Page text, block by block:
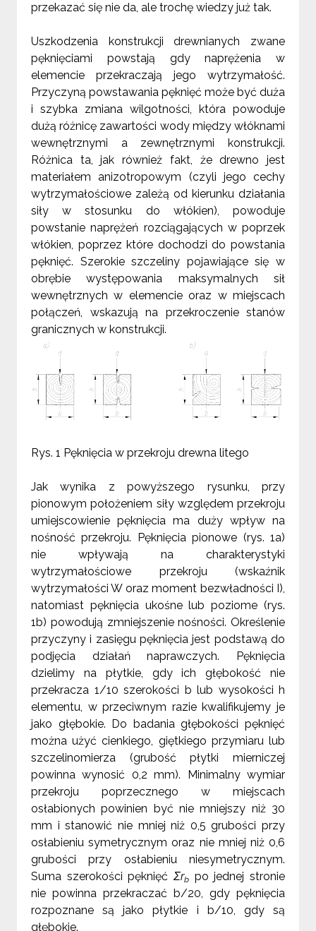
przekazać się nie da, ale trochę wiedzy już tak.
Uszkodzenia konstrukcji drewnianych zwane
pęknięciami powstają gdy naprężenia w
elemencie przekraczają jego wytrzymałość.
Przyczyną powstawania pęknięć może być duża
i szybka zmiana wilgotności, która powoduje
dużą różnicę zawartości wody między włóknami
wewnętrznymi a zewnętrznymi konstrukcji.
Różnica ta, jak również fakt, że drewno jest
materiałem anizotropowym (czyli jego cechy
wytrzymałościowe zależą od kierunku działania
siły w stosunku do włókien), powoduje
powstanie naprężeń rozciągających w poprzek
włókien, poprzez które dochodzi do powstania
pęknięć. Szerokie szczeliny pojawiające się w
obrębie występowania maksymalnych sił
wewnętrznych w elemencie oraz w miejscach
połączeń, wskazują na przekroczenie stanów
granicznych w konstrukcji.
Rys. 1 Pęknięcia w przekroju drewna litego
Jak wynika z powyższego rysunku, przy
pionowym położeniem siły względem przekroju
umiejscowienie pęknięcia ma duży wpływ na
nośność przekroju. Pęknięcia pionowe (rys. 1a)
nie wpływają na charakterystyki
wytrzymałościowe przekroju (wskaźnik
wytrzymałości W oraz moment bezwładności I),
natomiast pęknięcia ukośne lub poziome (rys.
1b) powodują zmniejszenie nośności. Określenie
przyczyny i zasięgu pęknięcia jest podstawą do
podjęcia działań naprawczych. Pęknięcia
dzielimy na płytkie, gdy ich głębokość nie
przekracza 1/10 szerokości b lub wysokości h
elementu, w przeciwnym razie kwalifikujemy je
jako głębokie. Do badania głębokości pęknięć
można użyć cienkiego, giętkiego przymiaru lub
szczelinomierza (grubość płytki mierniczej
powinna wynosić 0,2 mm). Minimalny wymiar
przekroju poprzecznego w miejscach
osłabionych powinien być nie mniejszy niż 30
mm i stanowić nie mniej niż 0,5 grubości przy
osłabieniu symetrycznym oraz nie mniej niż 0,6
grubości przy osłabieniu niesymetrycznym.
Suma szerokości pęknięć Σrb po jednej stronie
nie powinna przekraczać b/20, gdy pęknięcia
rozpoznane są jako płytkie i b/10, gdy są
głębokie.